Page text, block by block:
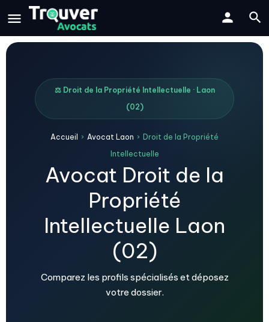
⚖️ Droit de la Propriété Intellectuelle · Laon
(02)
Accueil › Avocat Laon › Droit de la Propriété
Intellectuelle
Avocat Droit de la
Propriété
Intellectuelle Laon
(02)
Comparez les profils spécialisés et déposez
votre dossier.